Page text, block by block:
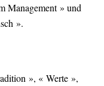
Management » und
».
», « Werte »,